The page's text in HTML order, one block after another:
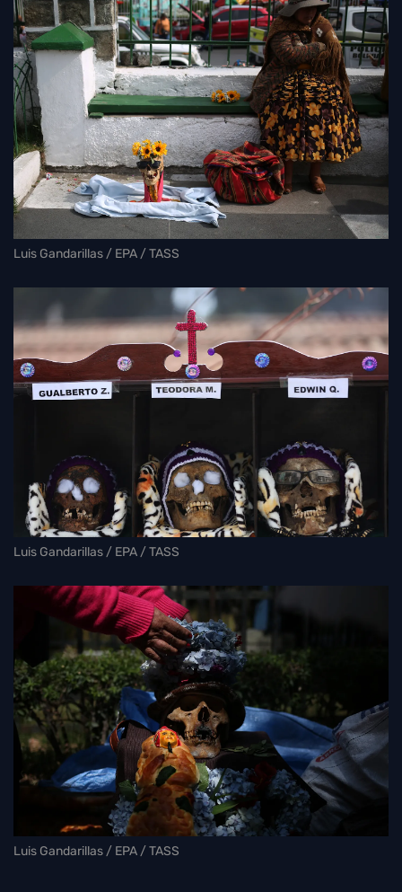
Luis Gandarillas / EPA / TASS
Luis Gandarillas / EPA / TASS
Luis Gandarillas / EPA / TASS